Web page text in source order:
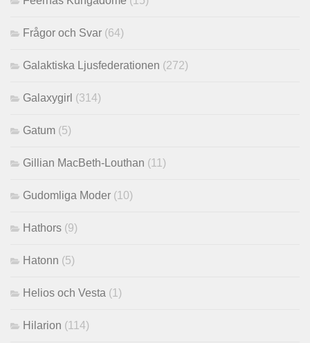
Frågor och Svar (64)
Galaktiska Ljusfederationen (272)
Galaxygirl (314)
Gatum (5)
Gillian MacBeth-Louthan (11)
Gudomliga Moder (10)
Hathors (9)
Hatonn (5)
Helios och Vesta (1)
Hilarion (114)